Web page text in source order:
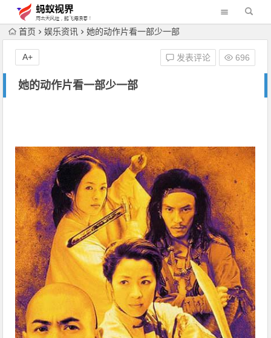
首页 娱乐资讯 她的动作片看一部少一部
她的动作片看一部少一部
发表评论 696
A+